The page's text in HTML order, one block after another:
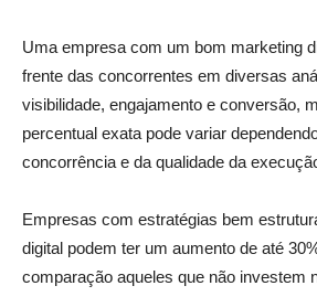
Uma empresa com um bom marketing
frente das concorrentes em diversas
visibilidade, engajamento e conversão,
percentual exata pode variar
concorrência e da qualidade da
Empresas com estratégias bem
digital podem ter um aumento de até
comparação aqueles que não investem